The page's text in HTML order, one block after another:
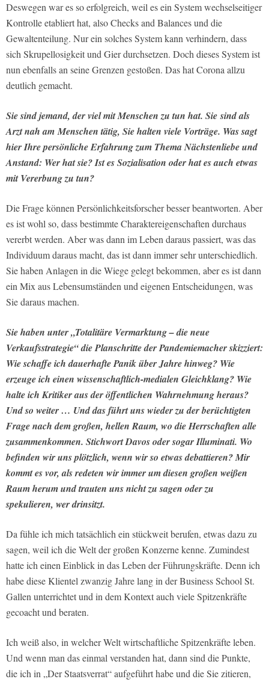
Deswegen war es so erfolgreich, weil es ein System wechselseitiger
Kontrolle etabliert hat, also Checks and Balances und die
Gewaltenteilung. Nur ein solches System kann verhindern, dass
sich Skrupellosigkeit und Gier durchsetzen. Doch dieses System ist
nun ebenfalls an seine Grenzen gestoßen. Das hat Corona allzu
deutlich gemacht.
Sie sind jemand, der viel mit Menschen zu tun hat. Sie sind als
Arzt nah am Menschen tätig, Sie halten viele Vorträge. Was sagt
hier Ihre persönliche Erfahrung zum Thema Nächstenliebe und
Anstand: Wer hat sie? Ist es Sozialisation oder hat es auch etwas
mit Vererbung zu tun?
Die Frage können Persönlichkeitsforscher besser beantworten. Aber
es ist wohl so, dass bestimmte Charaktereigenschaften durchaus
vererbt werden. Aber was dann im Leben daraus passiert, was das
Individuum daraus macht, das ist dann immer sehr unterschiedlich.
Sie haben Anlagen in die Wiege gelegt bekommen, aber es ist dann
ein Mix aus Lebensumständen und eigenen Entscheidungen, was
Sie daraus machen.
Sie haben unter „Totalitäre Vermarktung – die neue
Verkaufsstrategie“ die Planschritte der Pandemiemacher skizziert:
Wie schaffe ich dauerhafte Panik über Jahre hinweg? Wie
erzeuge ich einen wissenschaftlich-medialen Gleichklang? Wie
halte ich Kritiker aus der öffentlichen Wahrnehmung heraus?
Und so weiter … Und das führt uns wieder zu der berüchtigten
Frage nach dem großen, hellen Raum, wo die Herrschaften alle
zusammenkommen. Stichwort Davos oder sogar Illuminati. Wo
befinden wir uns plötzlich, wenn wir so etwas debattieren? Mir
kommt es vor, als redeten wir immer um diesen großen weißen
Raum herum und trauten uns nicht zu sagen oder zu
spekulieren, wer drinsitzt.
Da fühle ich mich tatsächlich ein stückweit berufen, etwas dazu zu
sagen, weil ich die Welt der großen Konzerne kenne. Zumindest
hatte ich einen Einblick in das Leben der Führungskräfte. Denn ich
habe diese Klientel zwanzig Jahre lang in der Business School St.
Gallen unterrichtet und in dem Kontext auch viele Spitzenkräfte
gecoacht und beraten.
Ich weiß also, in welcher Welt wirtschaftliche Spitzenkräfte leben.
Und wenn man das einmal verstanden hat, dann sind die Punkte,
die ich in „Der Staatsverrat“ aufgeführt habe und die Sie zitieren,